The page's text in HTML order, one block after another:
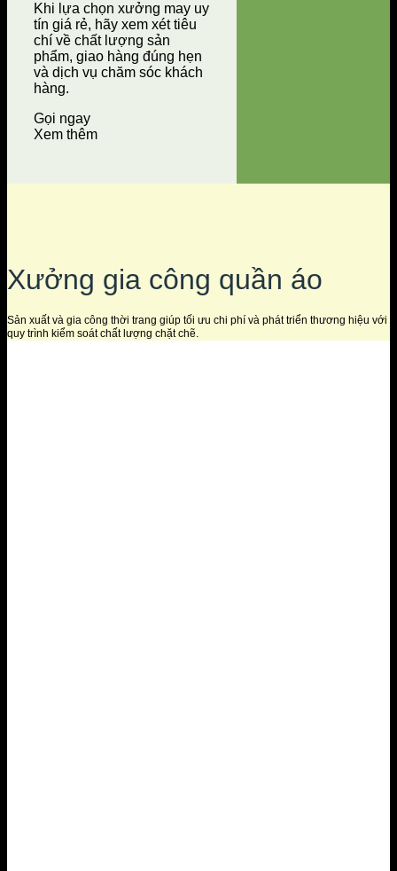
Khi lựa chọn xưởng may uy
tín giá rẻ, hãy xem xét tiêu
chí về chất lượng sản
phẩm, giao hàng đúng hẹn
và dịch vụ chăm sóc khách
hàng.
Gọi ngay
Xem thêm
Xưởng gia công quần áo
Sản xuất và gia công thời trang giúp tối ưu chi phí và phát triển thương hiệu với
quy trình kiểm soát chất lượng chặt chẽ.